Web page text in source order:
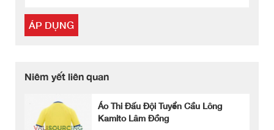
ÁP DỤNG
Niêm yết liên quan
Áo Thi Đấu Đội Tuyển Cầu Lông
Kamito Lâm Đồng